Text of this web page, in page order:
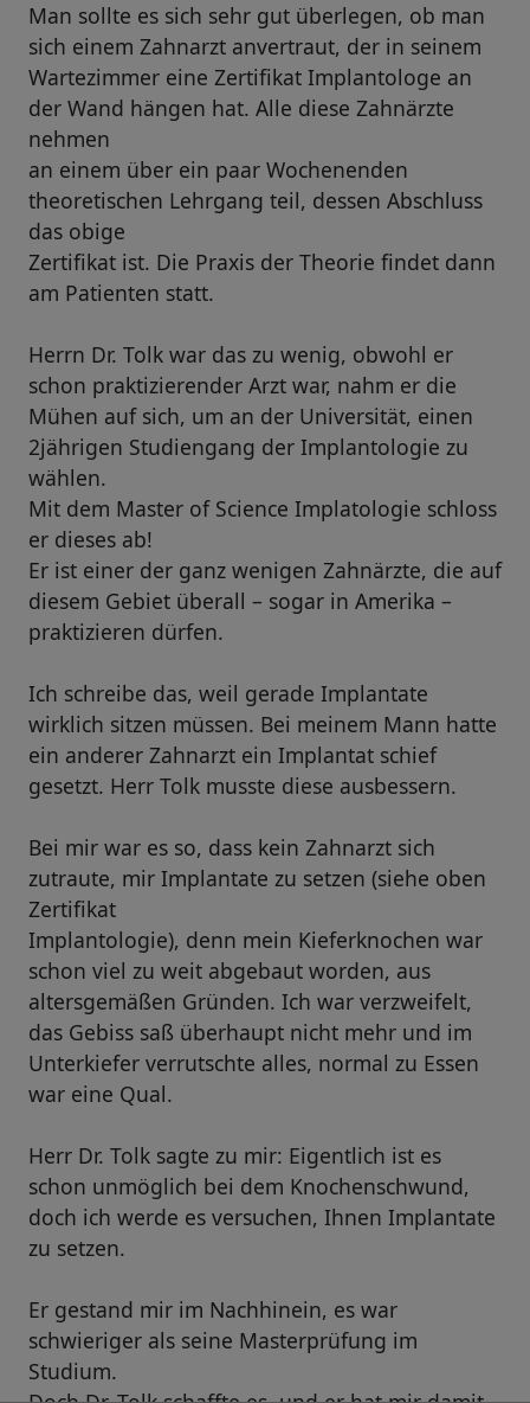
Man sollte es sich sehr gut überlegen, ob man
sich einem Zahnarzt anvertraut, der in seinem
Wartezimmer eine Zertifikat Implantologe an
der Wand hängen hat. Alle diese Zahnärzte
nehmen
an einem über ein paar Wochenenden
theoretischen Lehrgang teil, dessen Abschluss
das obige
Zertifikat ist. Die Praxis der Theorie findet dann
am Patienten statt.
Herrn Dr. Tolk war das zu wenig, obwohl er
schon praktizierender Arzt war, nahm er die
Mühen auf sich, um an der Universität, einen
2jährigen Studiengang der Implantologie zu
wählen.
Mit dem Master of Science Implatologie schloss
er dieses ab!
Er ist einer der ganz wenigen Zahnärzte, die auf
diesem Gebiet überall – sogar in Amerika –
praktizieren dürfen.
Ich schreibe das, weil gerade Implantate
wirklich sitzen müssen. Bei meinem Mann hatte
ein anderer Zahnarzt ein Implantat schief
gesetzt. Herr Tolk musste diese ausbessern.
Bei mir war es so, dass kein Zahnarzt sich
zutraute, mir Implantate zu setzen (siehe oben
Zertifikat
Implantologie), denn mein Kieferknochen war
schon viel zu weit abgebaut worden, aus
altersgemäßen Gründen. Ich war verzweifelt,
das Gebiss saß überhaupt nicht mehr und im
Unterkiefer verrutschte alles, normal zu Essen
war eine Qual.
Herr Dr. Tolk sagte zu mir: Eigentlich ist es
schon unmöglich bei dem Knochenschwund,
doch ich werde es versuchen, Ihnen Implantate
zu setzen.
Er gestand mir im Nachhinein, es war
schwieriger als seine Masterprüfung im
Studium.